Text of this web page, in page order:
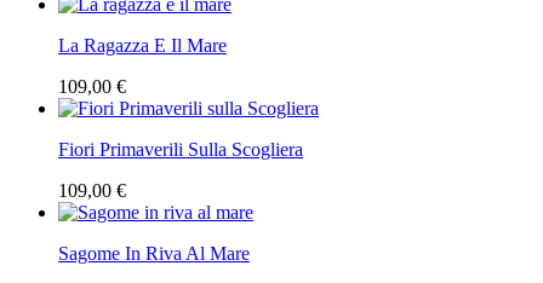
La Ragazza E Il Mare
109,00 €
Fiori Primaverili Sulla Scogliera
109,00 €
Sagome In Riva Al Mare